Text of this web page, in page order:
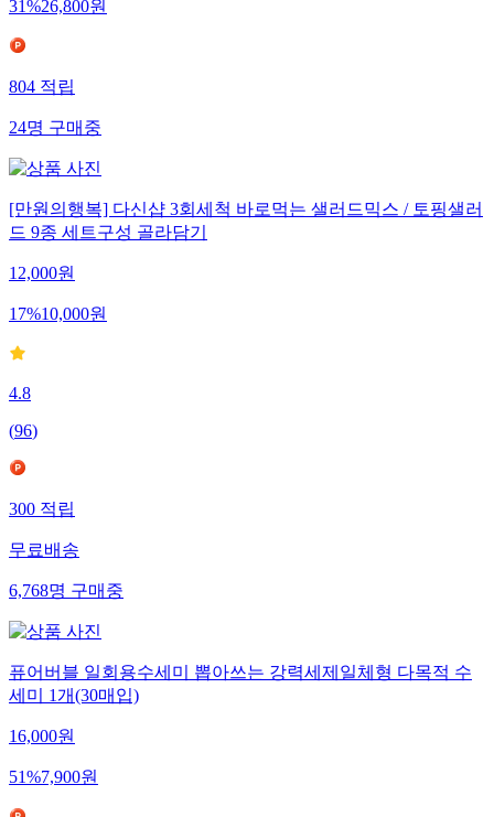
31%26,800원
804적립
24명구매중
[만원의행복] 다신샵 3회세척 바로먹는 샐러드믹스 / 토핑샐러
드 9종 세트구성 골라담기
12,000원
17%10,000원
4.8
(96)
300적립
무료배송
6,768명구매중
퓨어버블 일회용수세미 뽑아쓰는 강력세제일체형 다목적 수
세미 1개(30매입)
16,000원
51%7,900원